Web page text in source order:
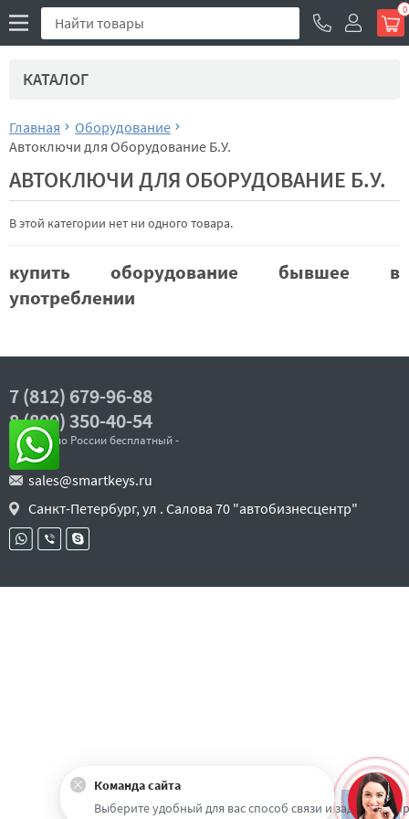
0
КАТАЛОГ
Главная
Оборудование
Автоключи для Оборудование Б.У.
АВТОКЛЮЧИ ДЛЯ ОБОРУДОВАНИЕ Б.У.
В этой категории нет ни одного товара.
купить оборудование бывшее в
употреблении
7 (812) 679-96-88
8 (800) 350-40-54
- звонок по России бесплатный -
sales@smartkeys.ru
Санкт-Петербург, ул . Салова 70 "автобизнесцентр"
Наверх
Команда сайта
Выберите удобный для вас способ связи и задайте